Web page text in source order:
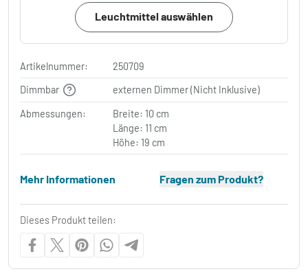
Leuchtmittel auswählen
Artikelnummer:
250709
Dimmbar
externen Dimmer (Nicht Inklusive)
Abmessungen:
Breite: 10 cm
Länge: 11 cm
Höhe: 19 cm
Mehr Informationen Fragen zum Produkt?
Dieses Produkt teilen: